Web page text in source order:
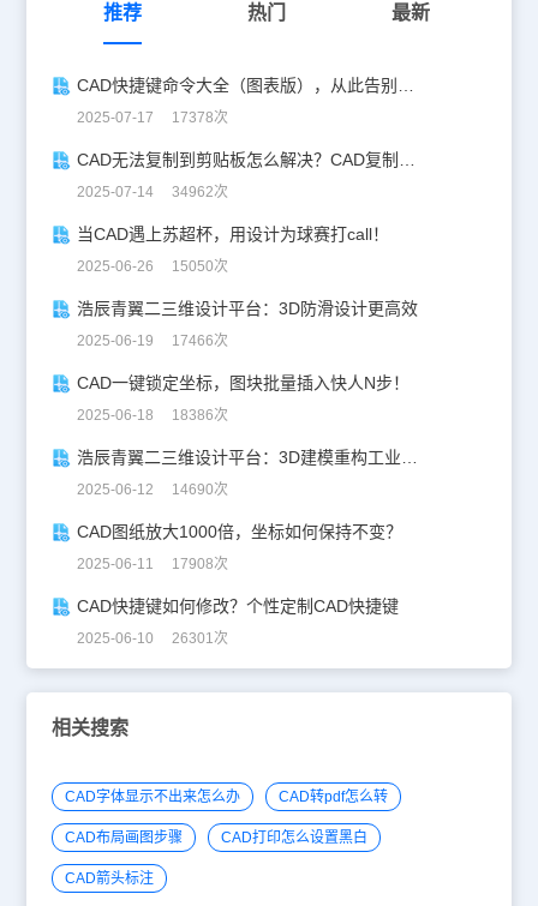
推荐 热门 最新
2025-07-17 17378次
2025-07-14 34962次
当CAD遇上苏超杯，用设计为球赛打call！
2025-06-26 15050次
浩辰青翼二三维设计平台：3D防滑设计更高效
2025-06-19 17466次
CAD一键锁定坐标，图块批量插入快人N步！
2025-06-18 18386次
2025-06-12 14690次
CAD图纸放大1000倍，坐标如何保持不变？
2025-06-11 17908次
CAD快捷键如何修改？个性定制CAD快捷键
2025-06-10 26301次
相关搜索
CAD字体显示不出来怎么办 CAD转pdf怎么转
CAD布局画图步骤 CAD打印怎么设置黑白
CAD箭头标注